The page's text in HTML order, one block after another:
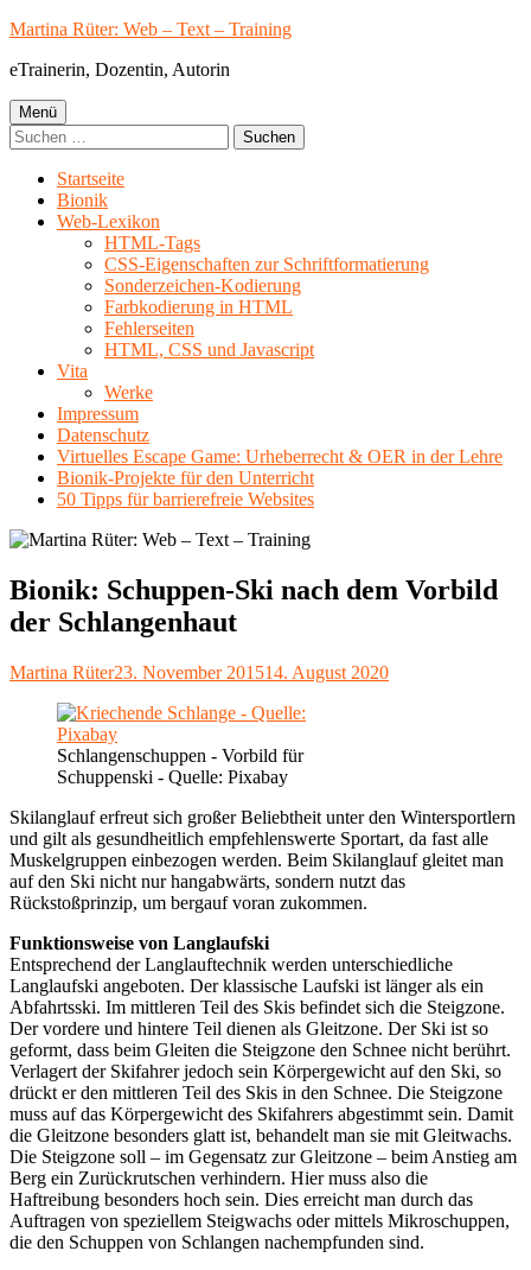
Springe
Inhalt
Martina Rüter: Web – Text – Training
eTrainerin, Dozentin, Autorin
Primäres
Menü
Menü
Suchen
nach:
Startseite
Bionik
Web-Lexikon
HTML-Tags
CSS-Eigenschaften zur Schriftformatierung
Sonderzeichen-Kodierung
Farbkodierung in HTML
Fehlerseiten
HTML, CSS und Javascript
Vita
Werke
Impressum
Datenschutz
Virtuelles Escape Game: Urheberrecht & OER in der Lehre
Bionik-Projekte für den Unterricht
50 Tipps für barrierefreie Websites
Bionik: Schuppen-Ski nach dem Vorbild
der Schlangenhaut
Autor
Martina RüterVeröffentlicht
23. November 201514. August 2020
Schlangenschuppen - Vorbild für
Schuppenski - Quelle: Pixabay
Skilanglauf erfreut sich großer Beliebtheit unter den Wintersportlern
und gilt als gesundheitlich empfehlenswerte Sportart, da fast alle
Muskelgruppen einbezogen werden. Beim Skilanglauf gleitet man
auf den Ski nicht nur hangabwärts, sondern nutzt das
Rückstoßprinzip, um bergauf voran zukommen.
Funktionsweise von Langlaufski
Entsprechend der Langlauftechnik werden unterschiedliche
Langlaufski angeboten. Der klassische Laufski ist länger als ein
Abfahrtsski. Im mittleren Teil des Skis befindet sich die Steigzone.
Der vordere und hintere Teil dienen als Gleitzone. Der Ski ist so
geformt, dass beim Gleiten die Steigzone den Schnee nicht berührt.
Verlagert der Skifahrer jedoch sein Körpergewicht auf den Ski, so
drückt er den mittleren Teil des Skis in den Schnee. Die Steigzone
muss auf das Körpergewicht des Skifahrers abgestimmt sein. Damit
die Gleitzone besonders glatt ist, behandelt man sie mit Gleitwachs.
Die Steigzone soll – im Gegensatz zur Gleitzone – beim Anstieg am
Berg ein Zurückrutschen verhindern. Hier muss also die
Haftreibung besonders hoch sein. Dies erreicht man durch das
Auftragen von speziellem Steigwachs oder mittels Mikroschuppen,
die den Schuppen von Schlangen nachempfunden sind.